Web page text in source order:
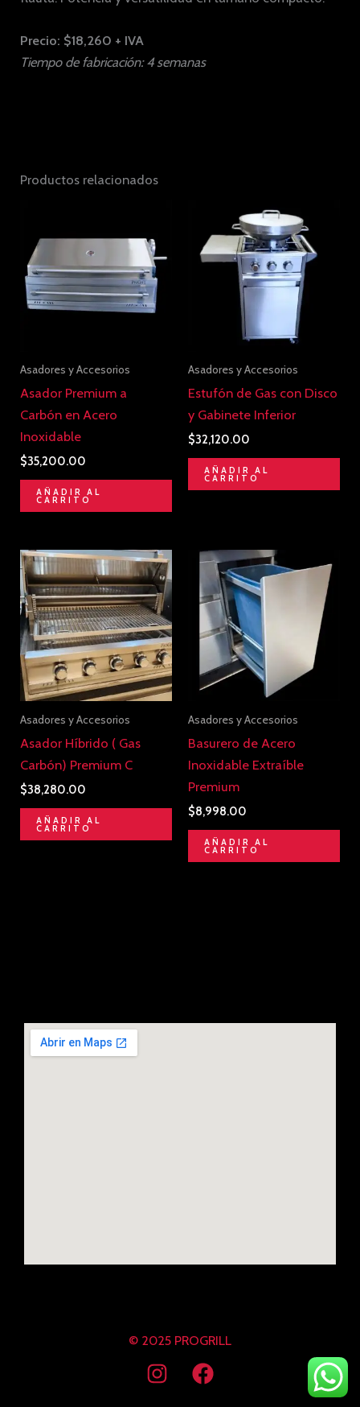
Precio: $18,260 + IVA
Tiempo de fabricación: 4 semanas
Productos relacionados
Asadores y Accesorios
Asador Premium a
Carbón en Acero
Inoxidable
$35,200.00
AÑADIR AL
CARRITO
Asadores y Accesorios
Estufón de Gas con Disco
y Gabinete Inferior
$32,120.00
AÑADIR AL
CARRITO
Asadores y Accesorios
Asador Híbrido ( Gas
Carbón) Premium C
$38,280.00
AÑADIR AL
CARRITO
Asadores y Accesorios
Basurero de Acero
Inoxidable Extraíble
Premium
$8,998.00
AÑADIR AL
CARRITO
© 2025 PROGRILL